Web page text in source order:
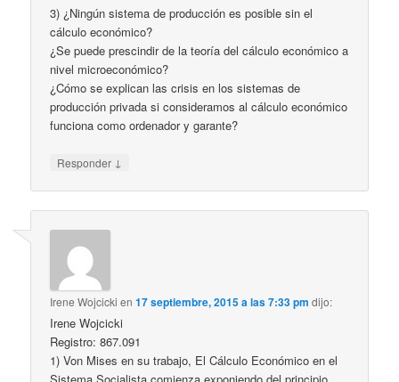
3) ¿Ningún sistema de producción es posible sin el
cálculo económico?
¿Se puede prescindir de la teoría del cálculo económico a
nivel microeconómico?
¿Cómo se explican las crisis en los sistemas de
producción privada si consideramos al cálculo económico
funciona como ordenador y garante?
Responder ↓
Irene Wojcicki en17 septiembre, 2015 a las 7:33 pm dijo:
Irene Wojcicki
Registro: 867.091
1) Von Mises en su trabajo, El Cálculo Económico en el